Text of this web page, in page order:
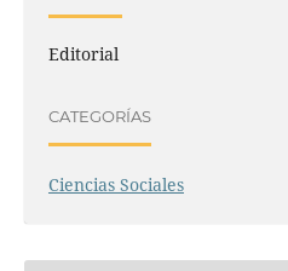
Editorial
CATEGORÍAS
Ciencias Sociales